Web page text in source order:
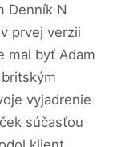
Denník N
prvej verzii
mal byť Adam
vyjadrenie
súčasťou